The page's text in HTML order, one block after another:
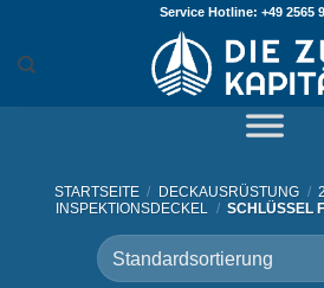
springen
Service Hotline: +49 2565
STARTSEITE / DECKAUSRÜSTUNG /
INSPEKTIONSDECKEL / SCHLÜSSEL